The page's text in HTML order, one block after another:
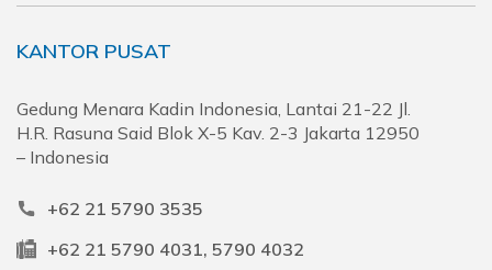
KANTOR PUSAT
Gedung Menara Kadin Indonesia, Lantai 21-22 Jl.
H.R. Rasuna Said Blok X-5 Kav. 2-3 Jakarta 12950
– Indonesia
+62 21 5790 3535
+62 21 5790 4031, 5790 4032